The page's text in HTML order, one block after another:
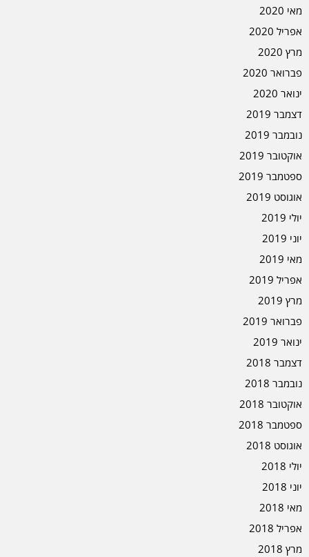
מאי 2020
אפריל 2020
מרץ 2020
פברואר 2020
ינואר 2020
דצמבר 2019
נובמבר 2019
אוקטובר 2019
ספטמבר 2019
אוגוסט 2019
יולי 2019
יוני 2019
מאי 2019
אפריל 2019
מרץ 2019
פברואר 2019
ינואר 2019
דצמבר 2018
נובמבר 2018
אוקטובר 2018
ספטמבר 2018
אוגוסט 2018
יולי 2018
יוני 2018
מאי 2018
אפריל 2018
מרץ 2018